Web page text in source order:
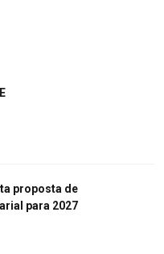
proposta de
para 2027